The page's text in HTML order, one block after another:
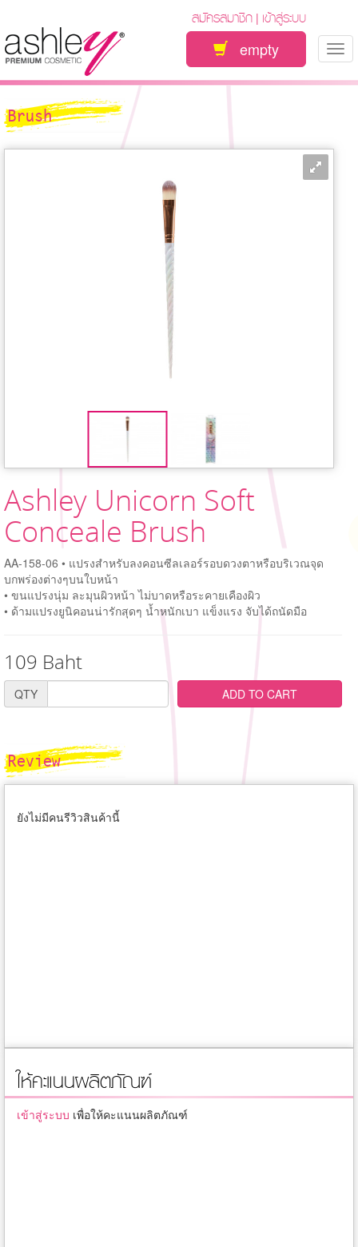
สมัครสมาชิก | เข้าสู่ระบบ
empty
Brush
Ashley Unicorn Soft
Conceale Brush
AA-158-06 • แปรงสำหรับลงคอนซีลเลอร์รอบดวงตาหรือบริเวณจุด
บกพร่องต่างๆบนใบหน้า
• ขนแปรงนุ่ม ละมุนผิวหน้า ไม่บาดหรือระคายเคืองผิว
• ด้ามแปรงยูนิคอนน่ารักสุดๆ น้ำหนักเบา แข็งแรง จับได้ถนัดมือ
109 Baht
QTY ADD TO CART
Review
ยังไม่มีคนรีวิวสินค้านี้
ให้คะแนนผลิตภัณฑ์
เข้าสู่ระบบ เพื่อให้คะแนนผลิตภัณฑ์